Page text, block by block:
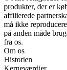
produkter, der er
affilierede
må ikke
på anden måde
fra os.
Om os
Historien
Kerneværdier